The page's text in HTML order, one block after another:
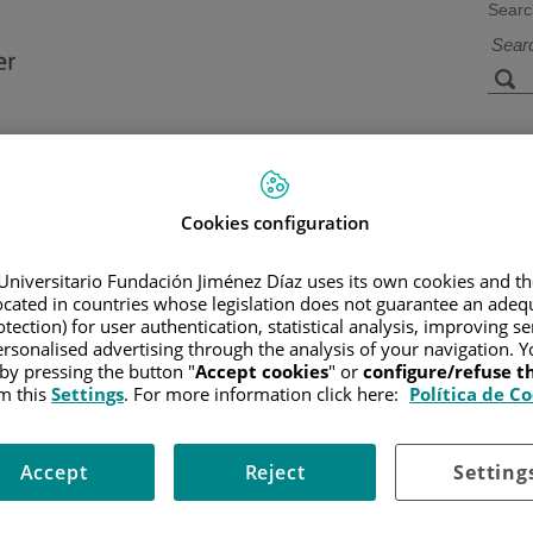
/PATIENT INFORMATION AND SUPPORT /FUNCTIONAL
células cancerosas crecen. En ocasiones se utilizan para tratar
para tratar el cáncer de cabeza y cuello. Se administra en
no pueden tener quimioterapia por sus efectos secundarios.
y radioterapia.
Cookies configuration
Fundación Jiménez Díaz uses its own cookies and
in countries whose legislation does not guarantee an
for user authentication, statistical analysis, improving
advertising through the analysis of your navigation.
pressing the button "Accept cookies" or configure/refuse
thisSettings. For more information click here: Política de
Reject
Accept